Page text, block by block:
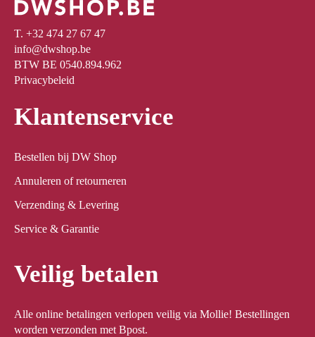
T. +32 474 27 67 47
info@dwshop.be
BTW BE 0540.894.962
Privacybeleid
Klantenservice
Bestellen bij DW Shop
Annuleren of retourneren
Verzending & Levering
Service & Garantie
Veilig betalen
Alle online betalingen verlopen veilig via Mollie! Bestellingen
worden verzonden met Bpost.